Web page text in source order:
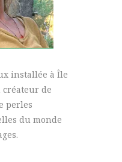
installée à Île
créateur de
perles
du monde